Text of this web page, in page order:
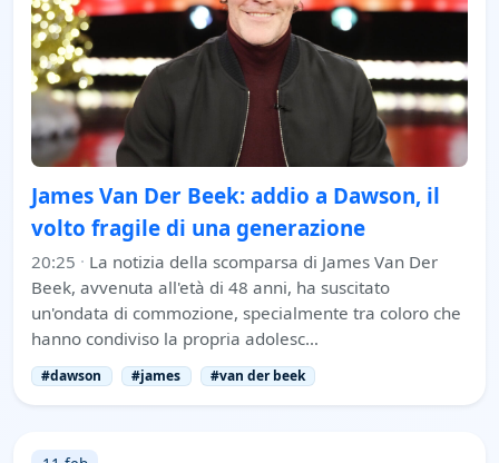
James Van Der Beek: addio a Dawson, il
volto fragile di una generazione
20:25 · La notizia della scomparsa di James Van Der
Beek, avvenuta all'età di 48 anni, ha suscitato
un'ondata di commozione, specialmente tra coloro che
hanno condiviso la propria adolesc…
#dawson #james #van der beek